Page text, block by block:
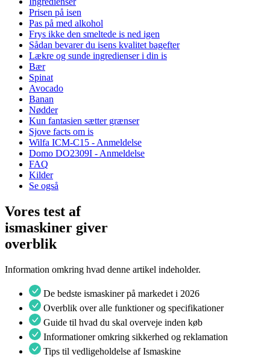
Prisen på isen
Pas på med alkohol
Frys ikke den smeltede is ned igen
Sådan bevarer du isens kvalitet bagefter
Lækre og sunde ingredienser i din is
Bær
Spinat
Avocado
Banan
Nødder
Kun fantasien sætter grænser
Sjove facts om is
Wilfa ICM-C15 - Anmeldelse
Domo DO2309I - Anmeldelse
FAQ
Kilder
Se også
Vores test af
ismaskiner giver
overblik
Information omkring hvad denne artikel indeholder.
De bedste ismaskiner på markedet i 2026
Overblik over alle funktioner og specifikationer
Guide til hvad du skal overveje inden køb
Informationer omkring sikkerhed og reklamation
Tips til vedligeholdelse af Ismaskine